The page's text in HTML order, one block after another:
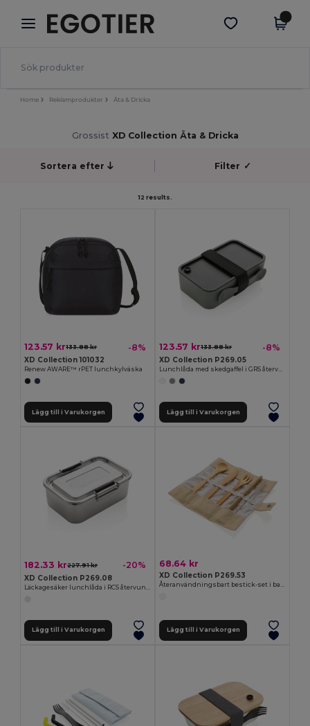
× Egotier-app
Bättre priser i appen!
Hämta app
Home Reklamprodukter Äta & Dricka
Grossist XD Collection Äta & Dricka
Sortera efter Filter ✓
12 results.
123.57 kr133.88 kr -8%
XD Collection 101032
Renew AWARE™ rPET lunchkylväska
Lägg till i Varukorgen
123.57 kr133.88 kr -8%
XD Collection P269.05
Lunchlåda med skedgaffel i GRS återvunnen PP
Lägg till i Varukorgen
182.33 kr227.91 kr -20%
XD Collection P269.08
Lägg till i Varukorgen
68.64 kr
XD Collection P269.53
Lägg till i Varukorgen